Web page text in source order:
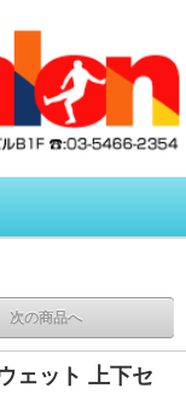
次の商品へ
ェット 上下セ